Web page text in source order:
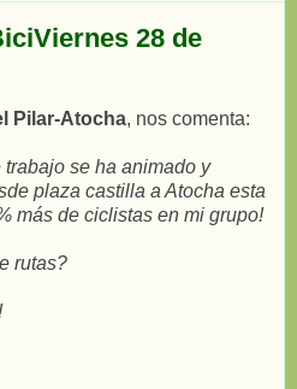
28 de
Pilar-Atocha, nos comenta:
se ha animado y
plaza castilla a Atocha esta
más de ciclistas en mi grupo!
rutas?